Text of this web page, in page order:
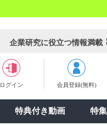
企業研究に役立つ情報満載
ログイン 会員登録(無料)
特典付き動画 特集